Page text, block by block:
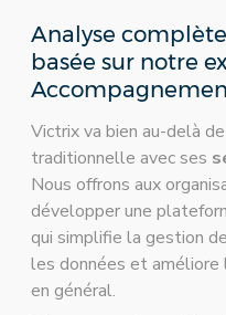
Analyse
basée sur notre
Victrix va bien au-delà de
traditionnelle avec ses
Nous offrons aux
développer une
qui simplifie la gestion
les données et
en général.